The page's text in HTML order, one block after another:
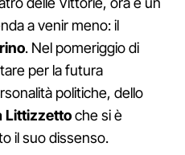
a venir meno: il
. Nel pomeriggio di
per la futura
politiche, dello
Littizzettoche si è
il suo dissenso.